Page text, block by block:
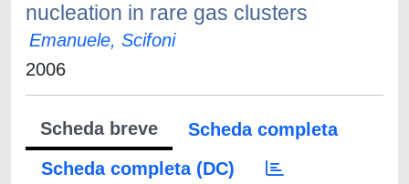
nucleation in rare gas clusters
Emanuele, Scifoni
2006
Scheda breve
Scheda completa
Scheda completa (DC)